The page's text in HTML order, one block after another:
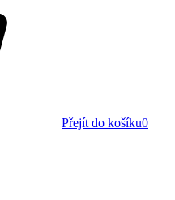
Přejít do košíku0